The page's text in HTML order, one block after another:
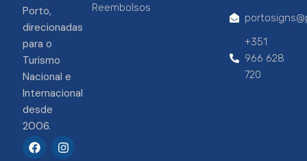
Porto,
direcionadas
para o
Turismo
Nacional e
Internacional
desde
2006.
F
a
I
n
Reembolsos
+351
966 628
720